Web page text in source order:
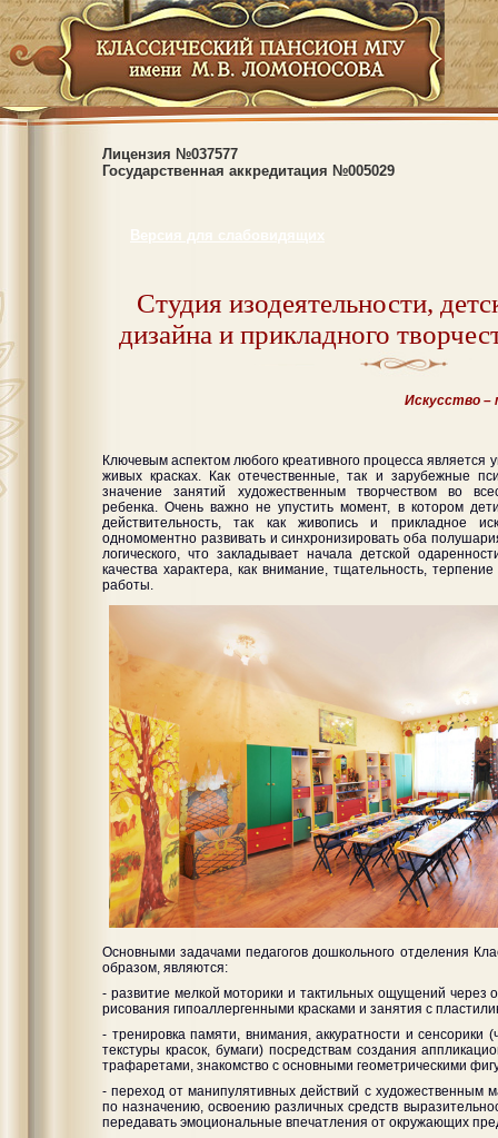
Лицензия №037577
Государственная аккредитация №005029
Версия для слабовидящих
Студия изодеятельности,
дизайна и прикладного
Искусство –
Ключевым аспектом любого креативного процесса является
живых красках. Как отечественные, так и зарубежные
значение занятий художественным творчеством во
ребенка. Очень важно не упустить момент, в котором
действительность, так как живопись и прикладное
одномоментно развивать и синхронизировать оба
логического, что закладывает начала детской
качества характера, как внимание, тщательность,
работы.
Основными задачами педагогов дошкольного отделения
образом, являются:
- развитие мелкой моторики и тактильных ощущений через
рисования гипоаллергенными красками и занятия с
- тренировка памяти, внимания, аккуратности и сенсорики
текстуры красок, бумаги) посредствам создания
трафаретами, знакомство с основными геометрическими
- переход от манипулятивных действий с художественным
по назначению, освоению различных средств
передавать эмоциональные впечатления от окружающих